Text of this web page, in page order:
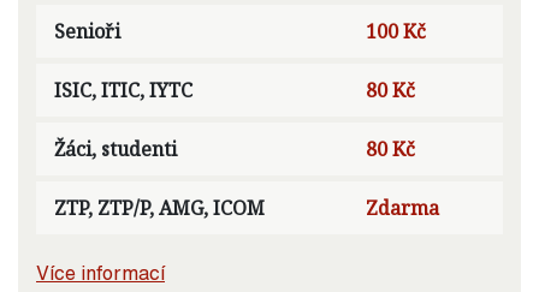
Senioři 100 Kč
ISIC, ITIC, IYTC 80 Kč
Žáci, studenti 80 Kč
ZTP, ZTP/P, AMG, ICOM Zdarma
Více informací